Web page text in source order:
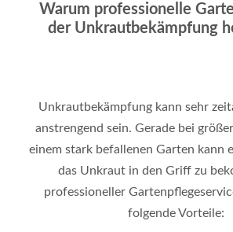
Warum professionelle
der Unkrautbekämpfung
Unkrautbekämpfung kann sehr
anstrengend sein. Gerade bei
einem stark befallenen Garten kann
das Unkraut in den Griff zu
professioneller
folgende Vorteile: